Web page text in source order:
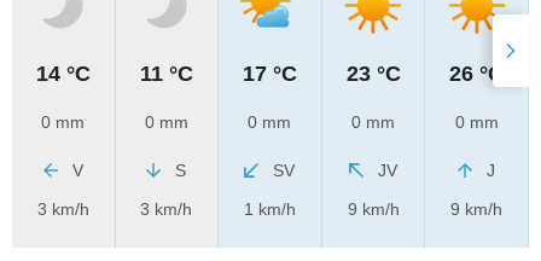
14 °C
0 mm
V
3 km/h
11 °C
0 mm
S
3 km/h
17 °C
0 mm
SV
1 km/h
23 °C
0 mm
JV
9 km/h
26 °C
0 mm
J
9 km/h